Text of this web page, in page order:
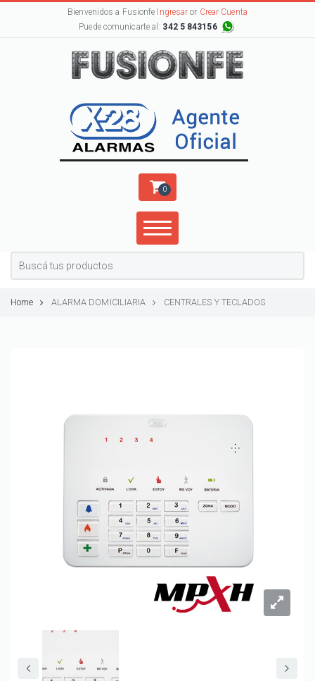
Bienvenidos a Fusionfe Ingresar or Crear Cuenta
Puede comunicarte al: 342 5 843156
0
Home ALARMA DOMICILIARIA CENTRALES Y TECLADOS